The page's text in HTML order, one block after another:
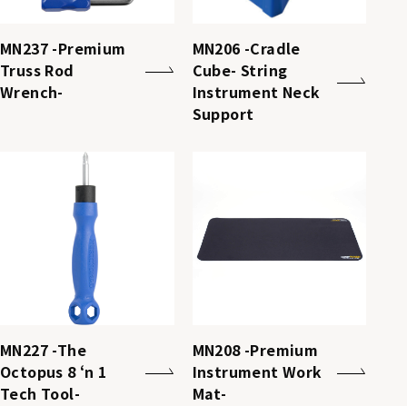
MN237 -Premium
Truss Rod
Wrench-
MN206 -Cradle
Cube- String
Instrument Neck
Support
MN227 -The
Octopus 8 ‘n 1
Tech Tool-
MN208 -Premium
Instrument Work
Mat-